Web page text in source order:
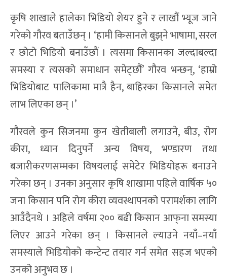
कृषि शाखाले हालेका भिडियो शेयर हुने र लाखौं भ्यूज जाने
गरेको गौरव बताउँछन् । ‘हामी किसानले बुझ्‌ने भाषामा, सरल
र छोटो भिडियो बनाउँछौं । त्यसमा किसानका जल्दाबल्दा
समस्या र त्यसको समाधान समेट्छौं’ गौरव भन्छन्, ‘हाम्रो
भिडियोबाट पालिकामा मात्रै हैन, बाहिरका किसानले समेत
लाभ लिएका छन् ।’
गौरवले कुन सिजनमा कुन खेतीबाली लगाउने, बीउ, रोग
कीरा, ध्यान दिनुपर्ने अन्य विषय, भण्डारण तथा
बजारीकरणसम्मका विषयलाई समेटेर भिडियोहरू बनाउने
गरेका छन् । उनका अनुसार कृषि शाखामा पहिले वार्षिक ५०
जना किसान पनि रोग कीरा व्यवस्थापनको परामर्शका लागि
आउँदैनथे । अहिले वर्षमा २०० बढी किसान आफ्‌ना समस्या
लिएर आउने गरेका छन् । किसानले ल्याउने नयाँ–नयाँ
समस्याले भिडियोको कन्टेन्ट तयार गर्न समेत सहज भएको
उनको अनुभव छ ।